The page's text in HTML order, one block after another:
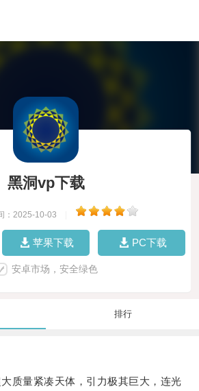
黑洞vp下载
：2025-10-03
苹果下载 PC下载
安卓市场，安全绿色
排行
量紧凑天体，引力极其巨大，连光